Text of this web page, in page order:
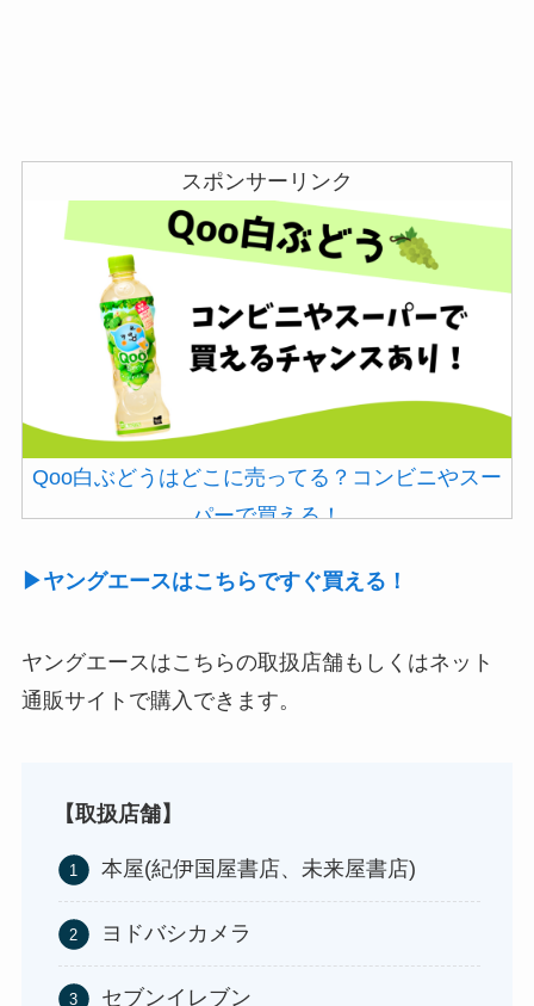
スポンサーリンク
Qoo白ぶどうはどこに売ってる？コンビニやスー
パーで買える！
ストレッチポールはどこで買える？取扱店は100均
やニトリ？
▶ヤングエースはこちらですぐ買える！
ヤングエースはこちらの取扱店舗もしくはネット
通販サイトで購入できます。
【取扱店舗】
本屋(紀伊国屋書店、未来屋書店)
ヨドバシカメラ
セブンイレブン